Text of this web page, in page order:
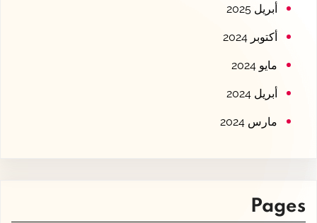
أبريل 2025
أكتوبر 2024
مايو 2024
أبريل 2024
مارس 2024
Pages